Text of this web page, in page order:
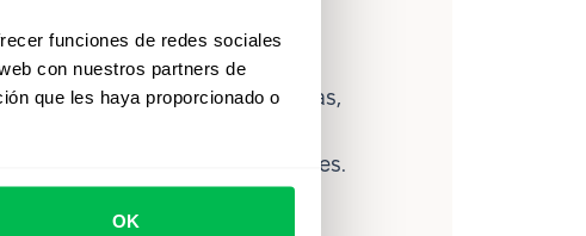
funciones de redes sociales
con nuestros partners de
que les haya proporcionado o
OK
analítica avanzada de personas,
ayuda a los equipos a
y ahorrar hasta 80 horas al mes.